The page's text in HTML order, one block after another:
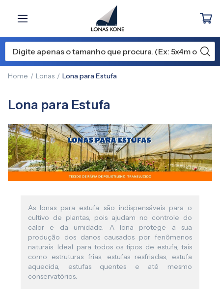
Home Lonas Lona para Estufa
Lona para Estufa
As lonas para estufa são indispensáveis para o
cultivo de plantas, pois ajudam no controle do
calor e da umidade. A lona protege a sua
produção dos danos causados por fenômenos
naturais. Ideal para todos os tipos de estufa, tais
como estruturas frias, estufas resfriadas, estufa
aquecida, estufas quentes e até mesmo
conservatórios.